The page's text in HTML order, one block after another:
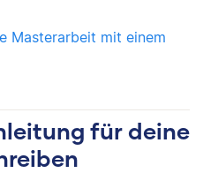
Masterarbeit mit einem
für deine